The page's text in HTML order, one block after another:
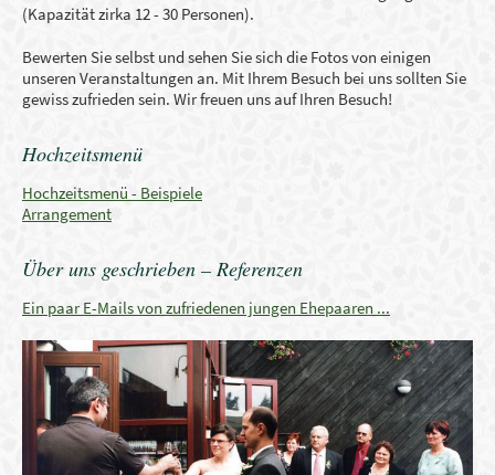
(Kapazität zirka 12 - 30 Personen).
Bewerten Sie selbst und sehen Sie sich die Fotos von einigen
unseren Veranstaltungen an. Mit Ihrem Besuch bei uns sollten Sie
gewiss zufrieden sein. Wir freuen uns auf Ihren Besuch!
Hochzeitsmenü
Hochzeitsmenü - Beispiele
Arrangement
Über uns geschrieben – Referenzen
Ein paar E-Mails von zufriedenen jungen Ehepaaren ...